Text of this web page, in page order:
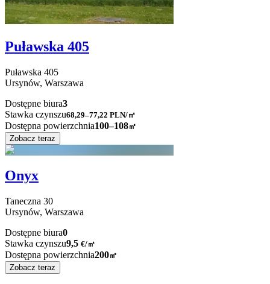
Puławska 405
Puławska 405
Ursynów, Warszawa
Dostępne biura3
Stawka czynszu68,29–77,22 PLN/㎡
Dostępna powierzchnia100–108㎡
Zobacz teraz
Onyx
Taneczna 30
Ursynów, Warszawa
Dostępne biura0
Stawka czynszu9,5 €/㎡
Dostępna powierzchnia200㎡
Zobacz teraz